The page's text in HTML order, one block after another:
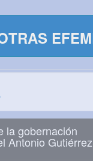
la gobernación
Antonio Gutiérrez